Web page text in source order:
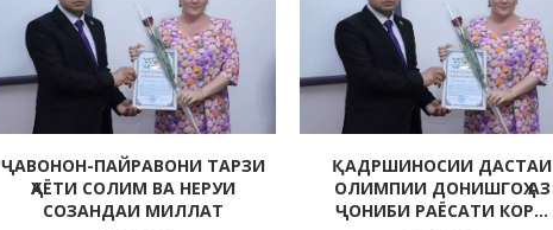
ҶАВОНОН-ПАЙРАВОНИ ТАРЗИ
ҲАЁТИ СОЛИМ ВА НЕРУИ
СОЗАНДАИ МИЛЛАТ
ҚАДРШИНОСИИ ДАСТАИ
ОЛИМПИИ ДОНИШГОҲ АЗ
ҶОНИБИ РАЁСАТИ КОР...